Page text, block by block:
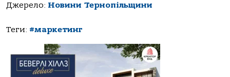
Джерело: Новини Тернопільщини
Теги: #маркетинг